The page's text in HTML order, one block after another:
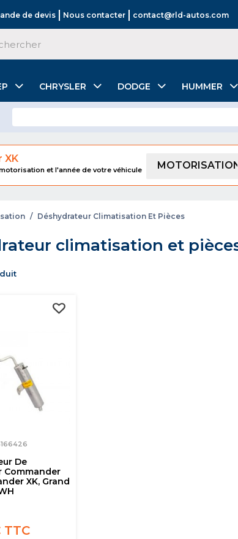
de devis Nous contacter contact@rld-autos.com
CHRYSLER DODGE HUMMER
XK
et l'année de votre véhicule MOTORISATION
/ Déshydrateur Climatisation Et Pièces
climatisation et
De
Commander
XK, Grand
TTC